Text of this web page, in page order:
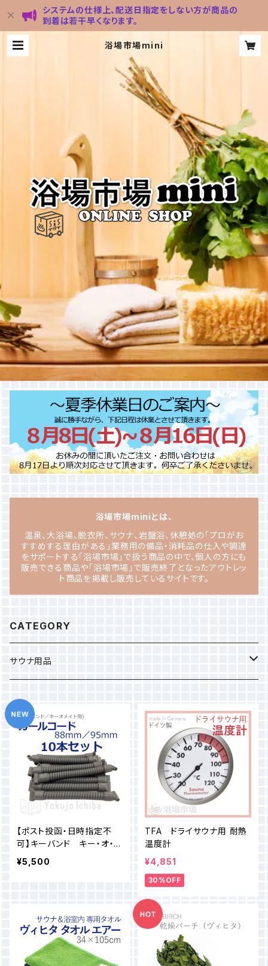
システムの仕様上、配送日指定をしない方が商品の
到着は若干早くなります。
浴場市場mini
浴場市場miniとは、
温泉、大浴場、脱衣所、サウナ、岩盤浴、休憩処の「プロがお
すすめする理由がある」業務用の備品・消耗品の仕入や調達
をサポートする「浴場市場」で扱う商品の中で、個人の方にも
販売できる商品や「浴場市場」で販売終了となったアウトレッ
ト商品を掲載し販売しているサイトです。
CATEGORY
サウナ用品
ロウリュ用芳香液
オスミア
ケミトロン
ヴェール・ド・サウナ
サウナコロン
サウナセント
サウナハット
美髪ケア用
バケット
ヴィヒタ
サウナマット
【ポスト投函・日時指定不
可】キーバンド キー・オ・メ
イト用カールコード 88mm
／95mm 10本｜GSK
¥5,500
TFA ドライサウナ用 耐熱
温度計
¥4,851
30%OFF